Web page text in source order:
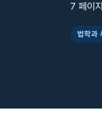
7 페이지
법학과